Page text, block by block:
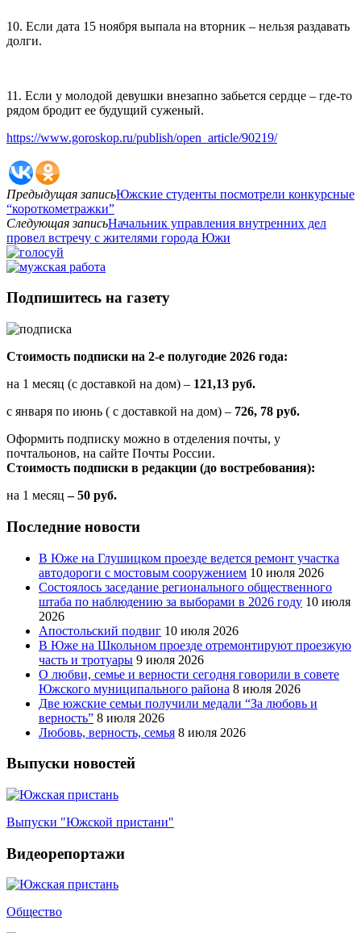
10. Если дата 15 ноября выпала на вторник – нельзя раздавать
долги.
11. Если у молодой девушки внезапно забьется сердце – где-то
рядом бродит ее будущий суженый.
https://www.goroskop.ru/publish/open_article/90219/
Предыдущая записьЮжские студенты посмотрели конкурсные
“короткометражки”
Следующая записьНачальник управления внутренних дел
провел встречу с жителями города Южи
Подпишитесь на газету
Стоимость подписки на 2-е полугодие 2026 года:
на 1 месяц (с доставкой на дом) – 121,13 руб.
с января по июнь ( с доставкой на дом) – 726, 78 руб.
Оформить подписку можно в отделения почты, у
почтальонов, на сайте Почты России.
Стоимость подписки в редакции (до востребования):
на 1 месяц – 50 руб.
Последние новости
В Юже на Глушицком проезде ведется ремонт участка
автодороги с мостовым сооружением 10 июля 2026
Состоялось заседание регионального общественного
штаба по наблюдению за выборами в 2026 году 10 июля
2026
Апостольский подвиг 10 июля 2026
В Юже на Школьном проезде отремонтируют проезжую
часть и тротуары 9 июля 2026
О любви, семье и верности сегодня говорили в совете
Южского муниципального района 8 июля 2026
Две южские семьи получили медали “За любовь и
верность” 8 июля 2026
Любовь, верность, семья 8 июля 2026
Выпуски новостей
Выпуски "Южской пристани"
Видеорепортажи
Общество